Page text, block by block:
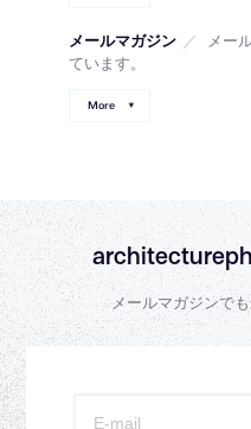
メールマガジン ／
メー
ています。
More
メールマガジンで